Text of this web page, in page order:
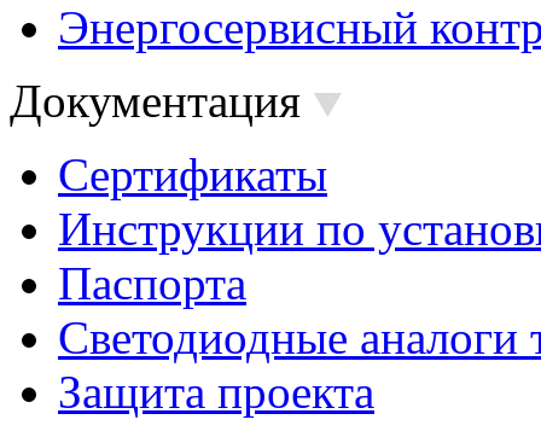
Энергосервисный
Документация
Сертификаты
Инструкции по
Паспорта
Светодиодные аналоги
Защита проекта